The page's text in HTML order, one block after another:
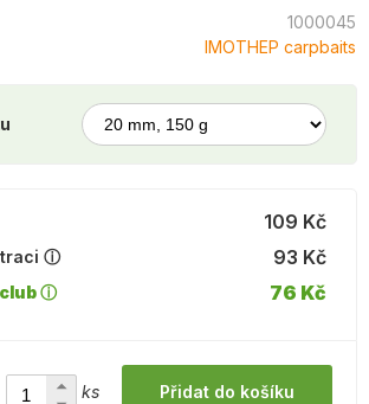
1000045
IMOTHEP carpbaits
109 Kč
ⓘ
93 Kč
club ⓘ 76 Kč
ks Přidat do košíku